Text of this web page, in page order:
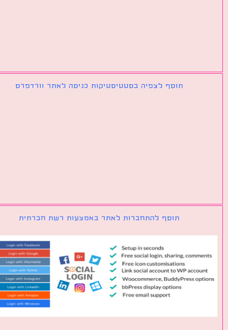
תוסף לצפיה בסטטיסטיקות כניסה לאתר וורדפרס
תוסף להתחברות לאתר באמצעות רשת חברתית